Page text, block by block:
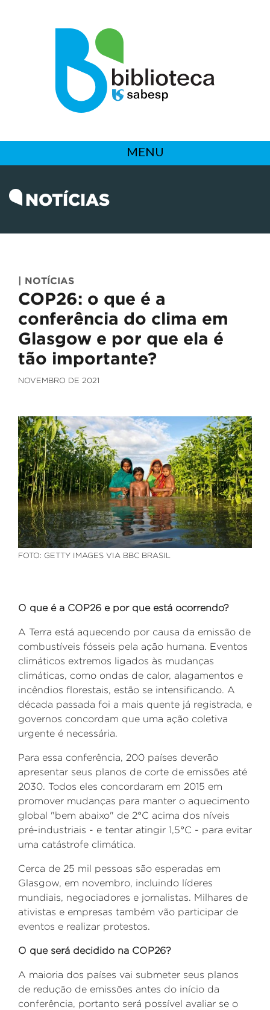
MENU
NOTÍCIAS
| NOTÍCIAS
COP26: o que é a
conferência do clima em
Glasgow e por que ela é
tão importante?
NOVEMBRO DE 2021
FOTO: GETTY IMAGES VIA BBC BRASIL
O que é a COP26 e por que está ocorrendo?
A Terra está aquecendo por causa da emissão de
combustíveis fósseis pela ação humana. Eventos
climáticos extremos ligados às mudanças
climáticas, como ondas de calor, alagamentos e
incêndios florestais, estão se intensificando. A
década passada foi a mais quente já registrada, e
governos concordam que uma ação coletiva
urgente é necessária.
Para essa conferência, 200 países deverão
apresentar seus planos de corte de emissões até
2030. Todos eles concordaram em 2015 em
promover mudanças para manter o aquecimento
global "bem abaixo" de 2°C acima dos níveis
pré-industriais - e tentar atingir 1,5°C - para evitar
uma catástrofe climática.
Cerca de 25 mil pessoas são esperadas em
Glasgow, em novembro, incluindo líderes
mundiais, negociadores e jornalistas. Milhares de
ativistas e empresas também vão participar de
eventos e realizar protestos.
O que será decidido na COP26?
A maioria dos países vai submeter seus planos
de redução de emissões antes do início da
conferência, portanto será possível avaliar se o